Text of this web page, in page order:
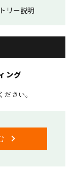
リー説明
ング
さい。